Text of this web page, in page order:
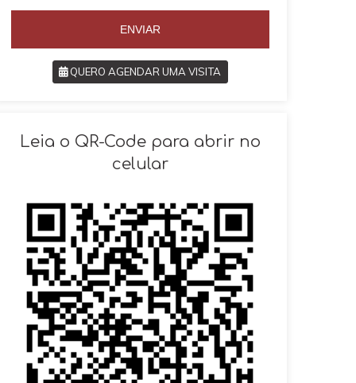
ENVIAR
QUERO AGENDAR UMA VISITA
VOLTAR
Leia o QR-Code para abrir no
celular